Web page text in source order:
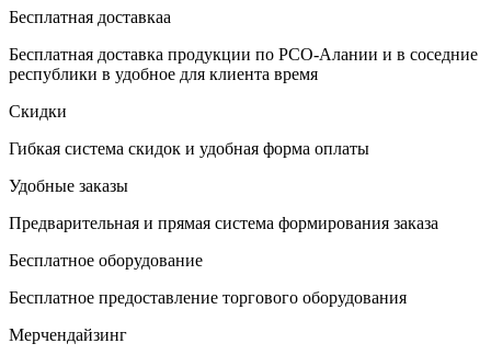
Бесплатная доставкаа
Бесплатная доставка продукции по РСО-Алании и в соседние
республики в удобное для клиента время
Скидки
Гибкая система скидок и удобная форма оплаты
Удобные заказы
Предварительная и прямая система формирования заказа
Бесплатное оборудование
Бесплатное предоставление торгового оборудования
Мерчендайзинг